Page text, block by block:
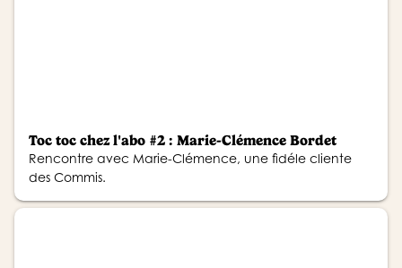
Toc toc chez l'abo #2 : Marie-Clémence Bordet
Rencontre avec Marie-Clémence, une fidéle cliente
des Commis.